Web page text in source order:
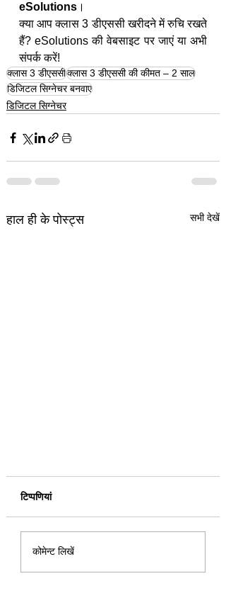
eSolutions ।
क्या आप क्लास 3 डीएससी खरीदने में रुचि रखते
हैं? eSolutions की वेबसाइट पर जाएं या अभी
संपर्क करें!
क्लास 3 डीएससीक्लास 3 डीएससी की कीमत – 2 साल
डिजिटल सिग्नेचर बनवाएं
डिजिटल सिग्नेचर
हाल ही के पोस्ट्स सभी देखें
टिप्पणियां
कोमेन्ट लिखें